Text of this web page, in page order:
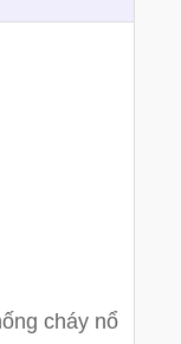
cháy nổ